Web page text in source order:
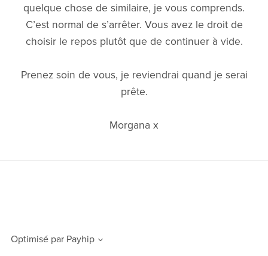
quelque chose de similaire, je vous comprends.
C’est normal de s’arrêter. Vous avez le droit de
choisir le repos plutôt que de continuer à vide.
Prenez soin de vous, je reviendrai quand je serai
prête.
Morgana x
Optimisé par Payhip